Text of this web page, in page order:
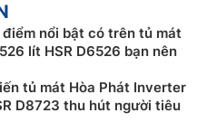
điểm nổi bật có trên tủ mát
lít HSR D6526 bạn nên
tủ mát Hòa Phát Inverter
D8723 thu hút người tiêu